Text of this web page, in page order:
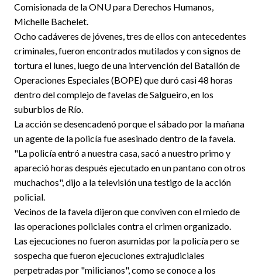
Comisionada de la ONU para Derechos Humanos,
Michelle Bachelet.
Ocho cadáveres de jóvenes, tres de ellos con antecedentes
criminales, fueron encontrados mutilados y con signos de
tortura el lunes, luego de una intervención del Batallón de
Operaciones Especiales (BOPE) que duró casi 48 horas
dentro del complejo de favelas de Salgueiro, en los
suburbios de Río.
La acción se desencadenó porque el sábado por la mañana
un agente de la policía fue asesinado dentro de la favela.
"La policía entró a nuestra casa, sacó a nuestro primo y
apareció horas después ejecutado en un pantano con otros
muchachos", dijo a la televisión una testigo de la acción
policial.
Vecinos de la favela dijeron que conviven con el miedo de
las operaciones policiales contra el crimen organizado.
Las ejecuciones no fueron asumidas por la policía pero se
sospecha que fueron ejecuciones extrajudiciales
perpetradas por "milicianos", como se conoce a los